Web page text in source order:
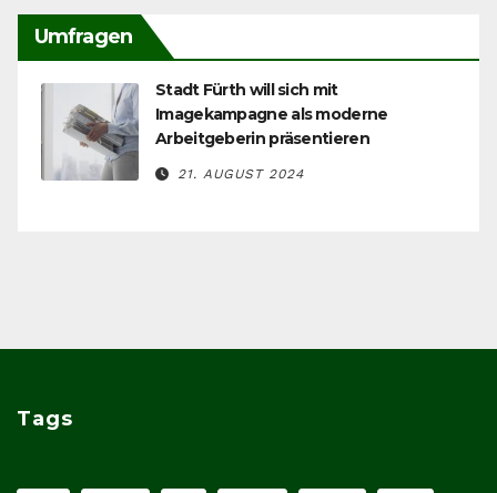
Umfragen
Stadt Fürth will sich mit
Imagekampagne als moderne
Arbeitgeberin präsentieren
21. AUGUST 2024
Tags